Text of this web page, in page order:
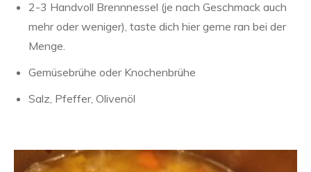
2-3 Handvoll Brennnessel (je nach Geschmack auch
mehr oder weniger), taste dich hier gerne ran bei der
Menge.
Gemüsebrühe oder Knochenbrühe
Salz, Pfeffer, Olivenöl